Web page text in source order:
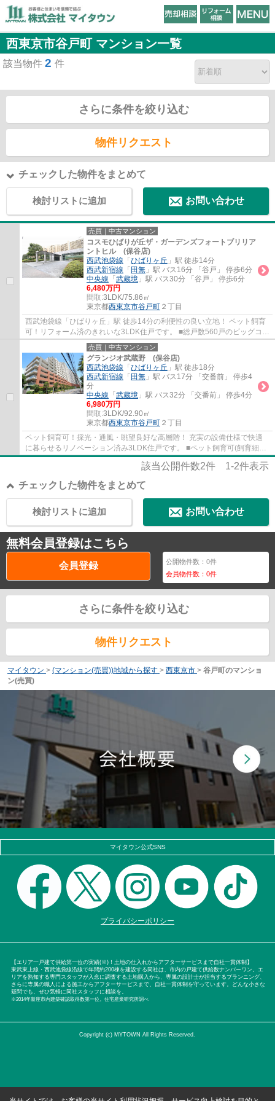
西東京市谷戸町 マンション一覧
該当物件 2 件
さらに条件を絞り込む
物件リクエスト
チェックした物件をまとめて
検討リストに追加 お問い合わせ
売買｜中古マンション
コスモひばりが丘ザ・ガーデンズフォートブリリア
ントヒル (保谷店)
西武池袋線 「 ひばりヶ丘 」駅 徒歩14分
西武新宿線 「 田無 」駅 バス16分 「谷戸」 停歩6分
中央線 「 武蔵境 」駅 バス30分 「谷戸」 停歩6分
6,480万円
間取:3LDK/75.86㎡
東京都西東京市谷戸町 ２丁目
西武池袋線「ひばりヶ丘」駅 徒歩14分の利便性の良い立地！ ペット飼育
可！リフォーム済のきれいな3LDK住戸です。 ■総戸数560戸のビッグコミ
ュニティ ■オートロック・宅配ボックス付 ...
売買｜中古マンション
グランジオ武蔵野 (保谷店)
西武池袋線 「 ひばりヶ丘 」駅 徒歩18分
西武新宿線 「 田無 」駅 バス17分 「交番前」 停歩4
分
中央線 「 武蔵境 」駅 バス32分 「交番前」 停歩4分
6,980万円
間取:3LDK/92.90㎡
東京都西東京市谷戸町 ２丁目
ペット飼育可！採光・通風・眺望良好な高層階！ 充実の設備仕様で快適
に暮らせるリノベーション済み3LDK住戸です。 ■ペット飼育可(飼育細則
有) ■2026年4月リノベーション完了 ■LDK18....
該当公開件数2件 1-2件表示
チェックした物件をまとめて
お問い合わせ
検討リストに追加
無料会員登録はこちら
会員登録 公開物件数：0件
会員物件数：0件
さらに条件を絞り込む
物件リクエスト
マイタウン > (マンション(売買))地域から探す > 西東京市 > 谷戸町のマンショ
ン(売買)
マイタウン公式SNS
プライバシーポリシー
【エリア一戸建て供給第一位の実績(※)！土地の仕入れからアフターサービスまで自社一貫体制】
東武東上線・西武池袋線沿線で年間約200棟を建設する同社は、市内の戸建て供給数ナンバーワン。エ
リアを熟知する専門スタッフが入念に調査する土地購入から、専属の設計士が担当するプランニング、
さらに専属の職人による施工からアフターサービスまで、自社一貫体制を守っています。どんな小さな
疑問でも、ぜひ気軽に同社スタッフに相談を。
※2014年新座市内建築確認取得数第一位。住宅産業研究所調べ
Copyright (c) MYTOWN All Rights Reserved.